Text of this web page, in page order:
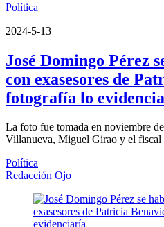
Política
2024-5-13
José Domingo Pérez
con exasesores de
fotografía lo
La foto fue tomada en noviembre
Villanueva, Miguel Girao y el fiscal
Política
Redacción Ojo